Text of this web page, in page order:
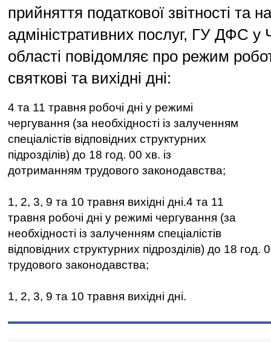
прийняття податкової звітності та
адміністративних послуг, ГУ ДФС у
області повідомляє про режим
святкові та вихідні дні:
4 та 11 травня робочі дні у режимі
чергування (за необхідності із залученням
спеціалістів відповідних структурних
підрозділів) до 18 год. 00 хв. із
дотриманням трудового законодавства;
1, 2, 3, 9 та 10 травня вихідні дні.4 та 11
травня робочі дні у режимі чергування (за
необхідності із залученням спеціалістів
відповідних структурних підрозділів) до 18
трудового законодавства;
1, 2, 3, 9 та 10 травня вихідні дні.